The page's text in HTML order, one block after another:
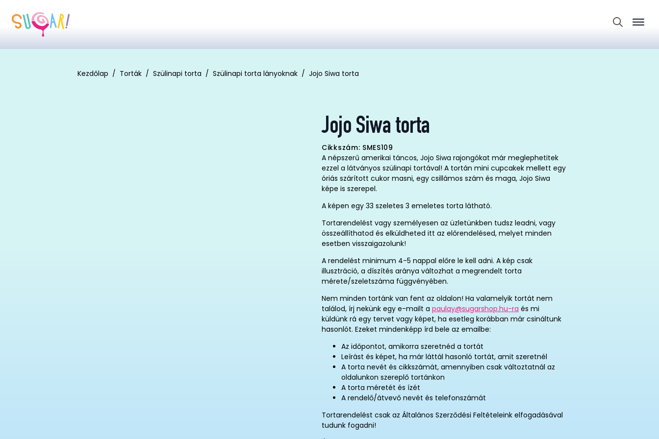
Kezdőlap Torták Szülinapi torta Szülinapi torta lányoknak Jojo Siwa torta
Jojo Siwa torta
Cikkszám: SMES109
A népszerű amerikai táncos, Jojo Siwa rajongókat már meglephetitek
ezzel a látványos szülinapi tortával! A tortán mini cupcakek mellett egy
óriás szárított cukor masni, egy csillámos szám és maga, Jojo Siwa
képe is szerepel.
A képen egy 33 szeletes 3 emeletes torta látható.
Tortarendelést vagy személyesen az üzletünkben tudsz leadni, vagy
összeállíthatod és elküldheted itt az előrendelésed, melyet minden
esetben visszaigazolunk!
A rendelést minimum 4-5 nappal előre le kell adni. A kép csak
illusztráció, a díszítés aránya változhat a megrendelt torta
mérete/szeletszáma függvényében.
Nem minden tortánk van fent az oldalon! Ha valamelyik tortát nem
találod, írj nekünk egy e-mailt a paulay@sugarshop.hu-ra és mi
küldünk rá egy tervet vagy képet, ha esetleg korábban már csináltunk
hasonlót. Ezeket mindenképp írd bele az emailbe:
Az időpontot, amikorra szeretnéd a tortát
Leírást és képet, ha már láttál hasonló tortát, amit szeretnél
A torta nevét és cikkszámát, amennyiben csak változtatnál az
oldalunkon szereplő tortánkon
A torta méretét és ízét
A rendelő/átvevő nevét és telefonszámát
Tortarendelést csak az Általános Szerződési Feltételeink elfogadásával
tudunk fogadni!